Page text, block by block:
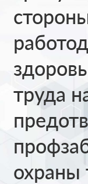
труда
охраны